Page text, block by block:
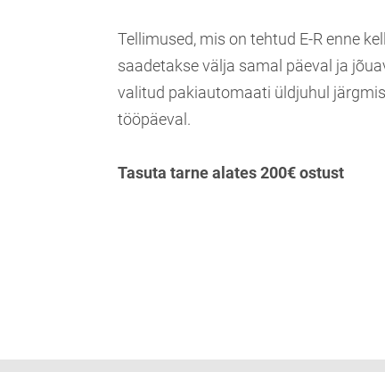
Tellimused, mis on tehtud E-R enne
saadetakse välja samal päeval ja
valitud pakiautomaati üldjuhul
tööpäeval.
Tasuta tarne alates 200€ ostust